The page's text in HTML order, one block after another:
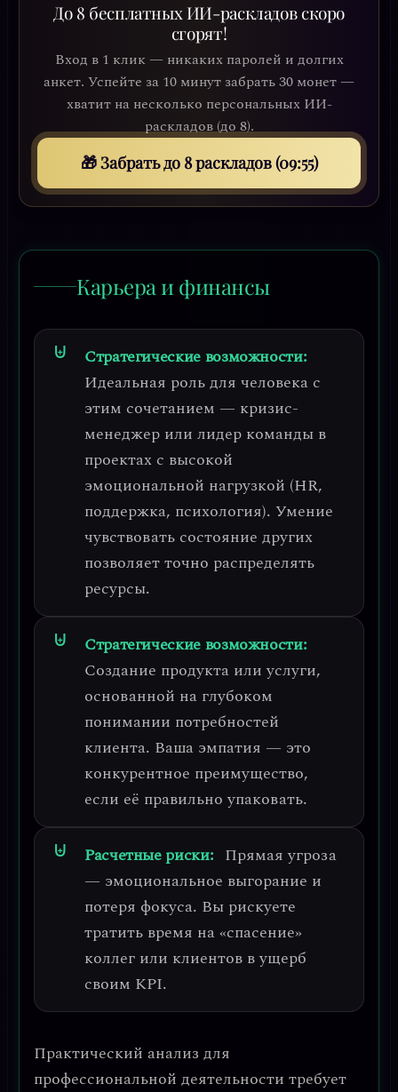
До 8 бесплатных ИИ-раскладов скоро
сгорят!
Вход в 1 клик — никаких паролей и долгих
анкет. Успейте за 10 минут забрать 30 монет —
хватит на несколько персональных ИИ-
раскладов (до 8).
🎁 Забрать до 8 раскладов (09:53)
Карьера и финансы
Стратегические возможности:
Идеальная роль для человека с
этим сочетанием — кризис-
менеджер или лидер команды в
проектах с высокой
эмоциональной нагрузкой (HR,
поддержка, психология). Умение
чувствовать состояние других
позволяет точно распределять
ресурсы.
Стратегические возможности:
Создание продукта или услуги,
основанной на глубоком
понимании потребностей
клиента. Ваша эмпатия — это
конкурентное преимущество,
если её правильно упаковать.
Расчетные риски: Прямая угроза
— эмоциональное выгорание и
потеря фокуса. Вы рискуете
тратить время на «спасение»
коллег или клиентов в ущерб
своим KPI.
Практический анализ для
профессиональной деятельности требует